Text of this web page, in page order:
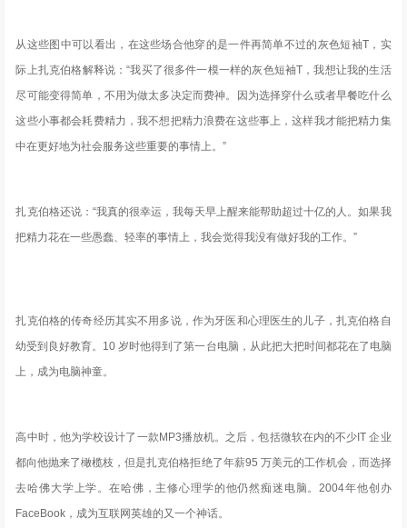
从这些图中可以看出，在这些场合他穿的是一件再简单不过的灰色短袖T，实
际上扎克伯格解释说：“我买了很多件一模一样的灰色短袖T，我想让我的生活
尽可能变得简单，不用为做太多决定而费神。因为选择穿什么或者早餐吃什么
这些小事都会耗费精力，我不想把精力浪费在这些事上，这样我才能把精力集
中在更好地为社会服务这些重要的事情上。”
扎克伯格还说：“我真的很幸运，我每天早上醒来能帮助超过十亿的人。如果我
把精力花在一些愚蠢、轻率的事情上，我会觉得我没有做好我的工作。”
扎克伯格的传奇经历其实不用多说，作为牙医和心理医生的儿子，扎克伯格自
幼受到良好教育。10 岁时他得到了第一台电脑，从此把大把时间都花在了电脑
上，成为电脑神童。
高中时，他为学校设计了一款MP3播放机。之后，包括微软在内的不少IT 企业
都向他抛来了橄榄枝，但是扎克伯格拒绝了年薪95 万美元的工作机会，而选择
去哈佛大学上学。在哈佛，主修心理学的他仍然痴迷电脑。2004年他创办
FaceBook，成为互联网英雄的又一个神话。